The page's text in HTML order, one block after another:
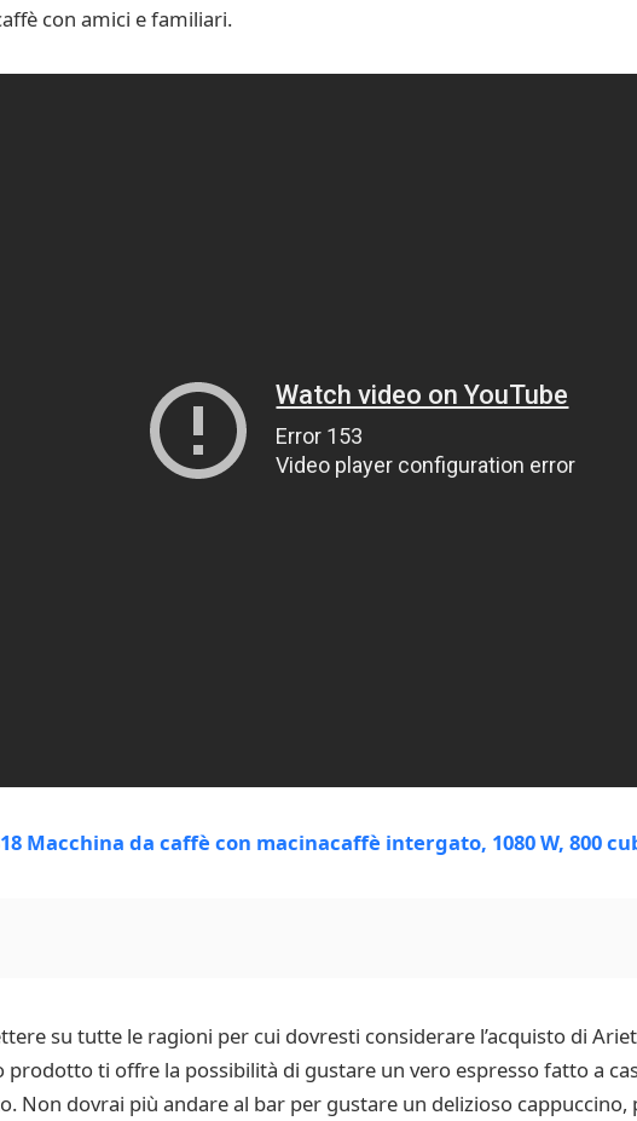
con amici e familiari.
su tutte le ragioni per cui dovresti considerare l’acquisto di
ti offre la possibilità di gustare un vero espresso fatto a
Non dovrai più andare al bar per gustare un delizioso